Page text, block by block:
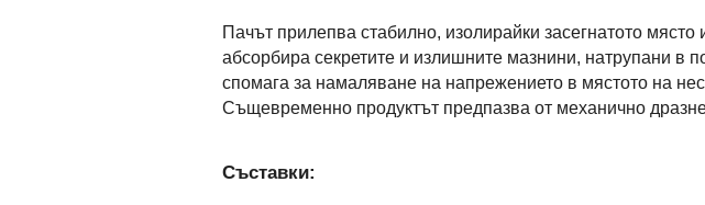
Пачът прилепва стабилно, изолирайки засегнатото
абсорбира секретите и излишните мазнини, натрупани в
спомага за намаляване на напрежението в мястото на
Същевременно продуктът предпазва от механично
Съставки: